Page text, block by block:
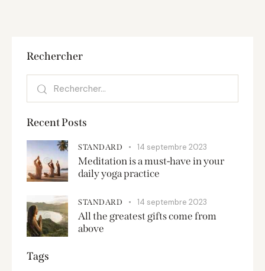
Rechercher
Recent Posts
STANDARD 14 septembre 2023
Meditation is a must-have in your
daily yoga practice
STANDARD 14 septembre 2023
All the greatest gifts come from
above
Tags